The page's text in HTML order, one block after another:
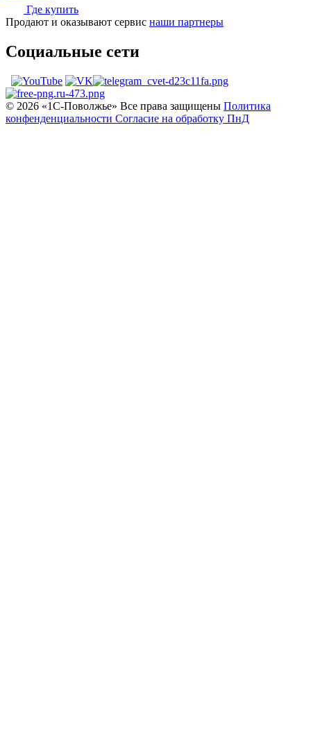
Где купить
Продают и оказывают сервис наши партнеры
Социальные сети
© 2026 «1С‑Поволжье» Все права защищены Политика
конфенденциальности Согласие на обработку ПнД